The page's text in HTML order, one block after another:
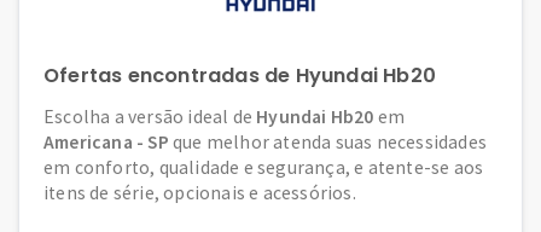
Ofertas encontradas de Hyundai Hb20
Escolha a versão ideal de Hyundai Hb20 em
Americana - SP que melhor atenda suas necessidades
em conforto, qualidade e segurança, e atente-se aos
itens de série, opcionais e acessórios.